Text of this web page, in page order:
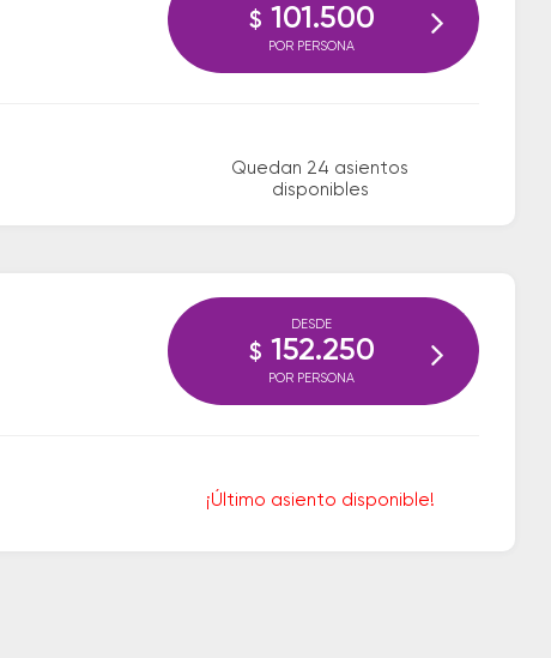
Quedan 24 asientos
disponibles
$ 101.500
POR PERSONA
¡Último asiento disponible!
DESDE
$ 152.250
POR PERSONA